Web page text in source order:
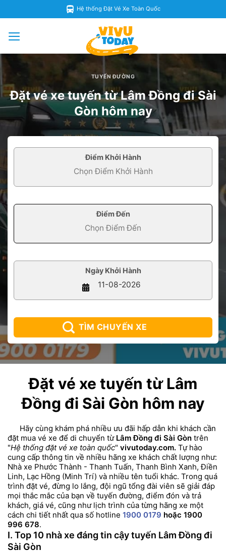
Hệ thống Đặt Vé Xe Toàn Quốc
TUYẾN ĐƯỜNG
Đặt vé xe tuyến từ Lâm Đồng đi Sài
Gòn hôm nay
Điểm Khởi Hành
Điểm Đến
Ngày Khởi Hành
TÌM CHUYẾN XE
Đặt vé xe tuyến từ Lâm
Đồng đi Sài Gòn hôm nay
Hãy cùng khám phá nhiều ưu đãi hấp dẫn khi khách cần
đặt mua vé xe để di chuyển từLâm Đồng đi Sài Gòn trên
"Hệ thống đặt vé xe toàn quốc" vivutoday.com. Tự hào
cung cấp thông tin về nhiều hãng xe khách chất lượng như:
Nhà xe Phước Thành - Thanh Tuấn, Thanh Bình Xanh, Điền
Linh, Lạc Hồng (Minh Trí) và nhiều tên tuổi khác. Trong quá
trình đặt vé, đừng lo lắng, đội ngũ tổng đài viên sẽ giải đáp
mọi thắc mắc của bạn về tuyến đường, điểm đón và trả
khách, giá vé, cũng như lịch trình của từng hãng xe một
cách chi tiết nhất qua số hotline 1900 0179 hoặc 1900
996 678.
I. Top 10 nhà xe đáng tin cậy tuyến Lâm Đồng đi
Sài Gòn